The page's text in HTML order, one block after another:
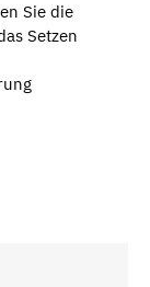
Sie die
Setzen